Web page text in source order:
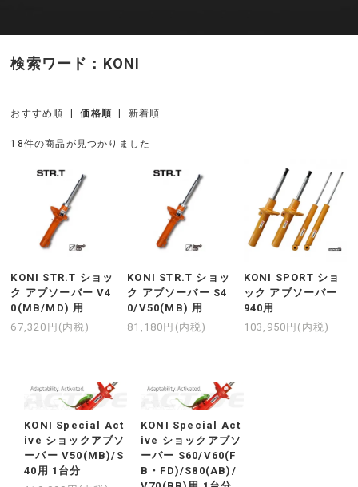
検索ワード：KONI
おすすめ順 |価格順 |新着順
18件の商品が見つかりました
KONI STR.T ショッ
ク アブソーバー V4
0(MB/MD) 用
67,320円(内税)
KONI STR.T ショッ
ク アブソーバー S4
0/V50(MB) 用
81,180円(内税)
KONI SPORT ショ
ック アブソーバー
940用
103,950円(内税)
KONI Special Act
ive ショックアブソ
ーバー V50(MB)/S
40用 1台分
KONI Special Act
ive ショックアブソ
ーバー S60/V60(F
B・FD)/S80(AB)/